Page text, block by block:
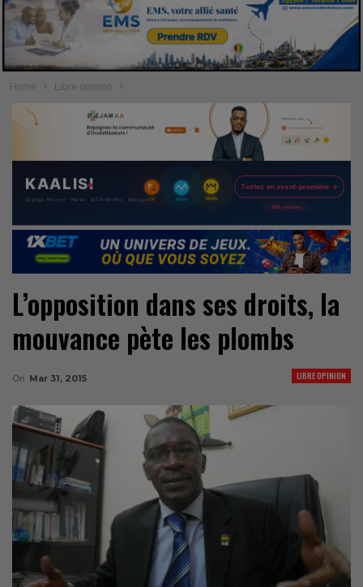
Home Libre opinion
L’opposition dans ses droits, la
mouvance pète les plombs
LIBRE OPINION
On Mar 31, 2015